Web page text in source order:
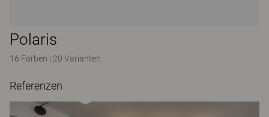
Polaris
16 Farben | 20 Varianten
Referenzen